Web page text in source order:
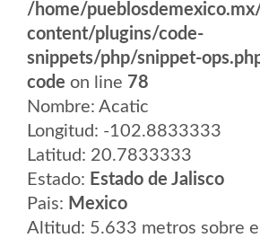
/home/
content/plugins/code-
snippets/php/snippet-
code on line 78
Nombre: Acatic
Longitud: -102.8833333
Latitud: 20.7833333
Estado: Estado de Jalisco
Pais: Mexico
Altitud: 5.633 metros sobre